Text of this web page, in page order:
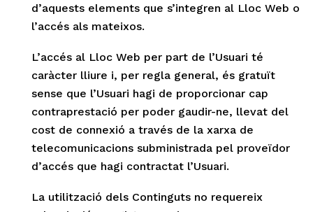
d’aquests elements que s’integren al Lloc Web o
l’accés als mateixos.
L’accés al Lloc Web per part de l’Usuari té
caràcter lliure i, per regla general, és gratuït
sense que l’Usuari hagi de proporcionar cap
contraprestació per poder gaudir-ne, llevat del
cost de connexió a través de la xarxa de
telecomunicacions subministrada pel proveïdor
d’accés que hagi contractat l’Usuari.
La utilització dels Continguts no requereix